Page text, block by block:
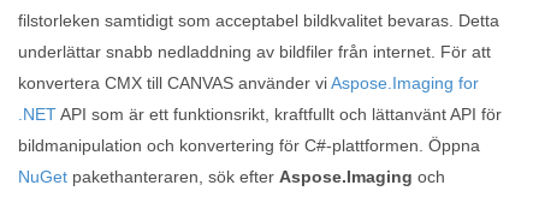
filstorleken samtidigt som acceptabel bildkvalitet bevaras. Detta
underlättar snabb nedladdning av bildfiler från internet. För att
konvertera CMX till CANVAS använder viAspose.Imaging for
.NETAPI som är ett funktionsrikt, kraftfullt och lättanvänt API för
bildmanipulation och konvertering för C#-plattformen. Öppna
NuGet pakethanteraren, sök efter Aspose.Imaging och